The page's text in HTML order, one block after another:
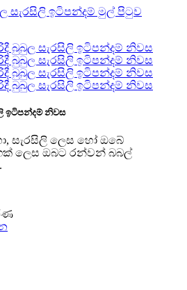
ඉටිපන්දම් නිවස
සැරසිලි ලෙස හෝ ඔබේ
ලෙස ඔබට රන්වන් බබල්